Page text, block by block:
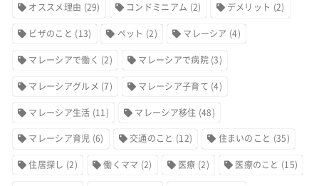
オススメ理由 (29) コンドミニアム (2) デメリット (2)
ビザのこと (13) ペット (2) マレーシア (4)
マレーシアで働く (2) マレーシアで病院(3)
マレーシアグルメ (7) マレーシア子育て (4)
マレーシア生活 (11) マレーシア移住 (48)
マレーシア育児 (6) 交通のこと (12) 住まいのこと (35)
住居探し (2) 働くママ (2) 医療 (2) 医療のこと (15)